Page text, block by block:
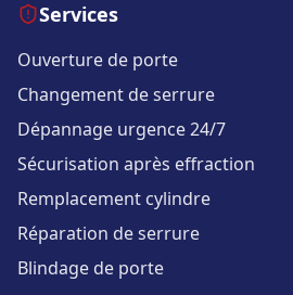
Services
Ouverture de porte
Changement de serrure
Dépannage urgence 24/7
Sécurisation après effraction
Remplacement cylindre
Réparation de serrure
Blindage de porte